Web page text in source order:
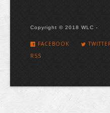
Copyright © 2018 WLC -
FACEBOOK
RSS